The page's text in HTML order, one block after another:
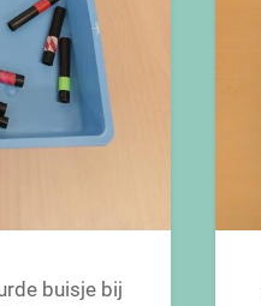
buisje bij